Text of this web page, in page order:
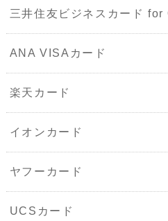
三井住友ビジネスカード for
ANA VISAカード
楽天カード
イオンカード
ヤフーカード
UCSカード